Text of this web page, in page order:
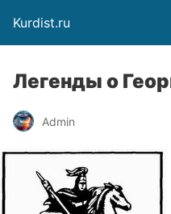
Kurdist.ru
Легенды о
Admin